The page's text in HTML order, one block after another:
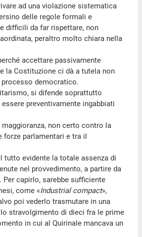
ad una violazione sistematica
delle regole formali e
difficili da far rispettare, non
peraltro molto chiara nella
accettare passivamente
la Costituzione ci dà a tutela non
democratico.
si difende soprattutto
preventivamente ingabbiati
non certo contro la
forze parlamentari e tra il
evidente la totale assenza di
nel provvedimento, a partire da
capirlo, sarebbe sufficiente
come «Industrial compact»,
poi vederlo trasmutare in una
stravolgimento di dieci fra le prime
in cui al Quirinale mancava un